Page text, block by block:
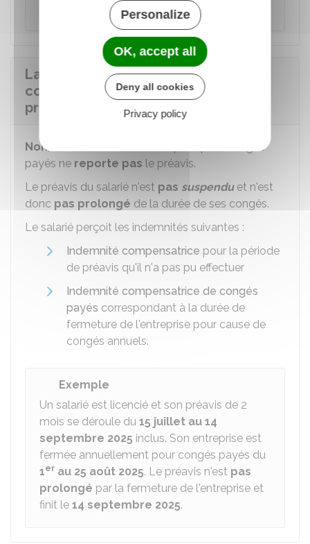
finaliser cet accord par unécrit.
La fermeture de l'entreprise pour
congés payés reporte-t-elle le
préavis ?
Non
de l'entreprise pour congés
payés ne reporte pas le préavis.
Le préavis du salarié n'est pas suspenduet n'est
donc pas prolongé de la durée de ses congés.
Le salarié perçoit les indemnités suivantes :
Indemnité compensatrice pour la période
de préavis qu'il n'a pas pu effectuer
Indemnité compensatrice de congés
payés correspondant à la durée de
fermeture de l'entreprise pour cause de
congés annuels.
Exemple
Un salarié est licencié et son préavis de 2
mois se déroule du 15 juillet au 14
septembre 2025 inclus. Son entreprise est
fermée annuellement pour congés payés du
1er au 25 août 2025. Le préavis n'est pas
prolongé par la fermeture de l'entreprise et
finit le 14 septembre 2025.
Personalize
OK, accept all
Deny all cookies
Privacy policy